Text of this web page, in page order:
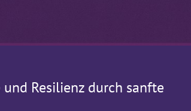
Resilienz durch sanfte